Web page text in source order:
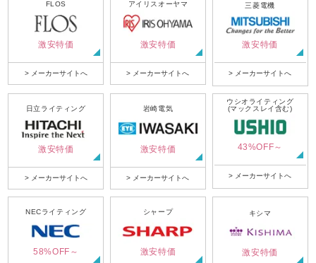
FLOS
激安特価
> メーカーサイトへ
アイリスオーヤマ
激安特価
> メーカーサイトへ
三菱電機
激安特価
> メーカーサイトへ
日立ライティング
激安特価
> メーカーサイトへ
岩崎電気
激安特価
> メーカーサイトへ
ウシオライティング
(マックスレイ含む)
43%OFF～
> メーカーサイトへ
NECライティング
58%OFF～
シャープ
激安特価
キシマ
激安特価